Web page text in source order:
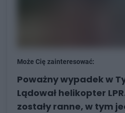
Może Cię zainteresować:
Poważny wypadek w
Lądował helikopter
zostały ranne, w tym